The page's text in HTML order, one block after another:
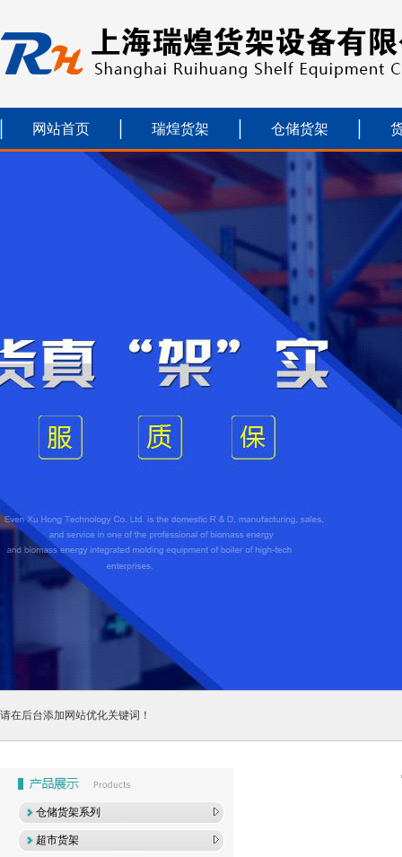
网站首页 瑞煌货架 仓储货架
请在后台添加网站优化关键词！
仓储货架系列
超市货架